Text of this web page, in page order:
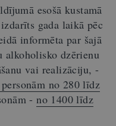
esošā kustamā
gada laikā pēc
informēta par šajā
alkoholisko dzērienu
vai realizāciju, -
no 280 līdz
-no 1400 līdz